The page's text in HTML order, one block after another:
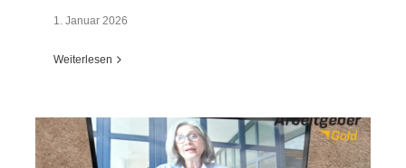
1. Januar 2026
Weiterlesen